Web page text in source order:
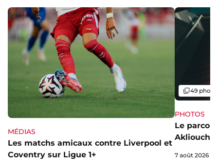
MÉDIAS
Les matchs amicaux contre Liverpool et
Coventry sur Ligue 1+
PHOTOS
Le
Akliouche
Galerie
49
7 août 2026